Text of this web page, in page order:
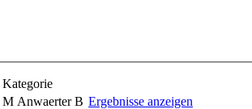
Kategorie
M Anwaerter B Ergebnisse anzeigen